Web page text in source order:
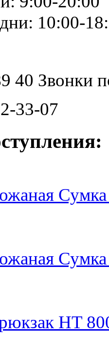
10:00-
40 Звонки
33-07
HT